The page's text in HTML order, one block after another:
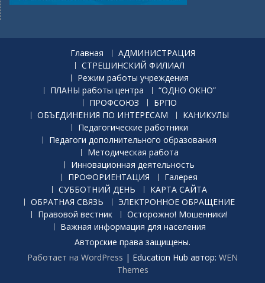
Главная
АДМИНИСТРАЦИЯ
СТРЕШИНСКИЙ ФИЛИАЛ
Режим работы учреждения
ПЛАНЫ работы центра
“ОДНО ОКНО”
ПРОФСОЮЗ
БРПО
ОБЪЕДИНЕНИЯ ПО ИНТЕРЕСАМ
КАНИКУЛЫ
Педагогические работники
Педагоги дополнительного образования
Методическая работа
Инновационная деятельность
ПРОФОРИЕНТАЦИЯ
Галерея
СУББОТНИЙ ДЕНЬ
КАРТА САЙТА
ОБРАТНАЯ СВЯЗЬ
ЭЛЕКТРОННОЕ ОБРАЩЕНИЕ
Правовой вестник
Осторожно! Мошенники!
Важная информация для населения
Авторские права защищены.
Работает на WordPress | Education Hub автор: WEN
Themes